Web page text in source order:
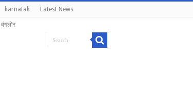
karnatak Latest News
बंगलोर